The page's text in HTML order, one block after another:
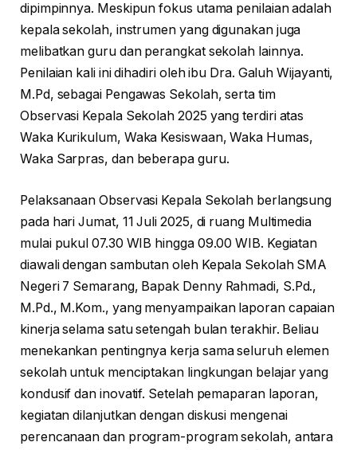
dipimpinnya. Meskipun fokus utama penilaian adalah
kepala sekolah, instrumen yang digunakan juga
melibatkan guru dan perangkat sekolah lainnya.
Penilaian kali ini dihadiri oleh ibu Dra. Galuh Wijayanti,
M.Pd, sebagai Pengawas Sekolah, serta tim
Observasi Kepala Sekolah 2025 yang terdiri atas
Waka Kurikulum, Waka Kesiswaan, Waka Humas,
Waka Sarpras, dan beberapa guru.
Pelaksanaan Observasi Kepala Sekolah berlangsung
pada hari Jumat, 11 Juli 2025, di ruang Multimedia
mulai pukul 07.30 WIB hingga 09.00 WIB. Kegiatan
diawali dengan sambutan oleh Kepala Sekolah SMA
Negeri 7 Semarang, Bapak Denny Rahmadi, S.Pd.,
M.Pd., M.Kom., yang menyampaikan laporan capaian
kinerja selama satu setengah bulan terakhir. Beliau
menekankan pentingnya kerja sama seluruh elemen
sekolah untuk menciptakan lingkungan belajar yang
kondusif dan inovatif. Setelah pemaparan laporan,
kegiatan dilanjutkan dengan diskusi mengenai
perencanaan dan program-program sekolah, antara